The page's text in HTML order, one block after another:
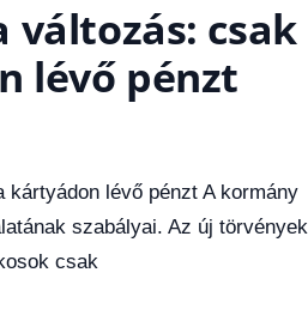
változás: csak
lévő pénzt
lévő pénzt A kormány
szabályai. Az új törvények
csak